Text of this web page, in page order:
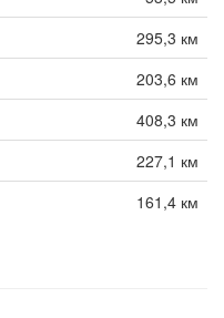
295,3 км
203,6 км
408,3 км
227,1 км
161,4 км